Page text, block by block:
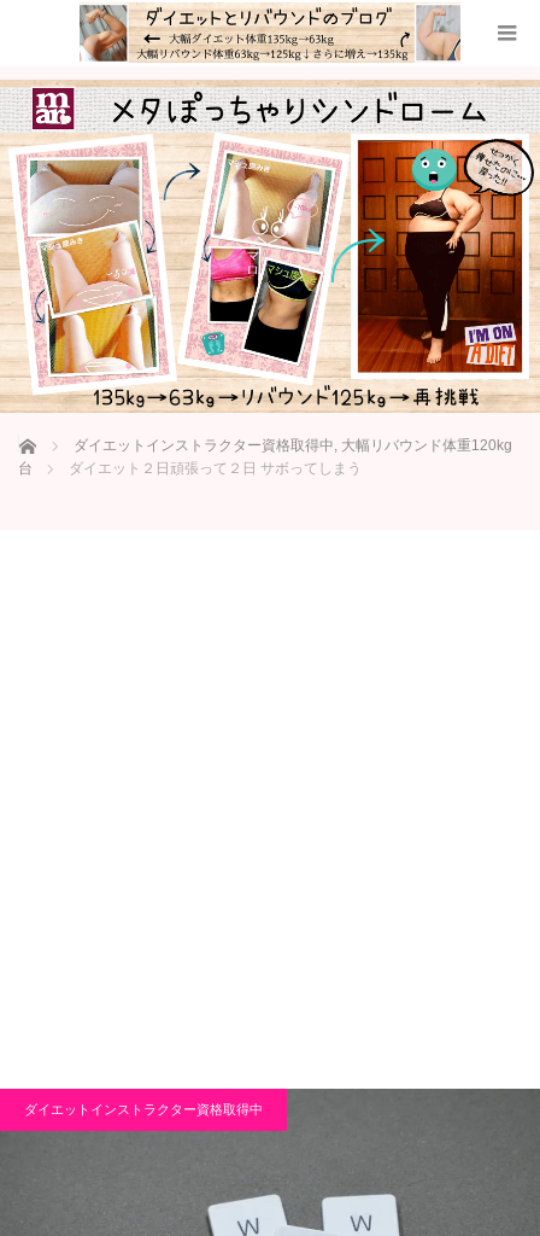
ホーム ダイエットインストラクター資格取得中, 大幅リバウンド体重120kg
台
ダイエット２日頑張って２日 サボってしまう
ダイエットインストラクター資格取得中